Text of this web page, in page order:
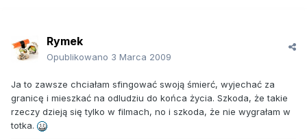
Rymek
Opublikowano 3 Marca 2009
Ja to zawsze chciałam sfingować swoją śmierć, wyjechać za
granicę i mieszkać na odludziu do końca życia. Szkoda, że takie
rzeczy dzieją się tylko w filmach, no i szkoda, że nie wygrałam w
totka.